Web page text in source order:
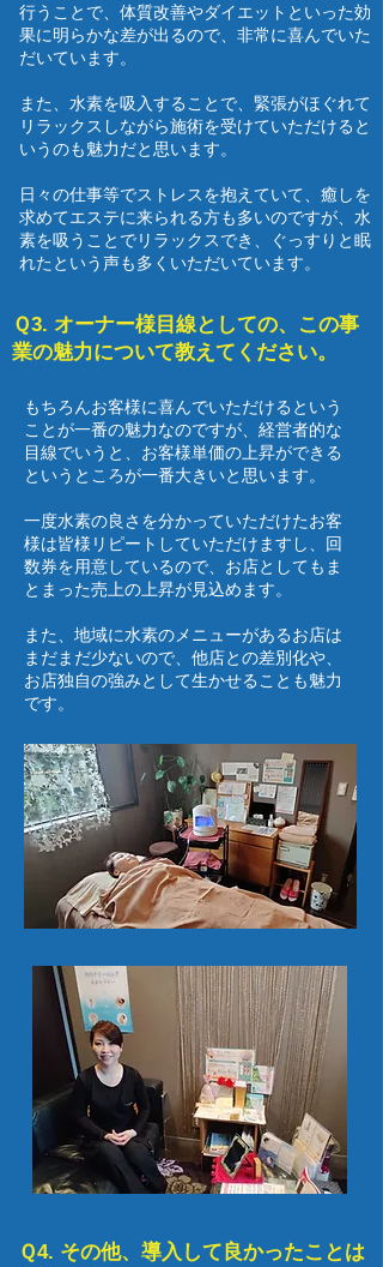
行うことで、体質改善やダイエットといった効
果に明らかな差が出るので、非常に喜んでいた
だいています。
また、水素を吸入することで、緊張がほぐれて
リラックスしながら施術を受けていただけると
いうのも魅力だと思います。
​日々の仕事等でストレスを抱えていて、癒しを
求めてエステに来られる方も多いのですが、水
素を吸うことでリラックスでき、ぐっすりと眠
れたという声も多くいただいています。
Ｑ3. オーナー様目線としての、この事
業の魅力について教えてください。
もちろんお客様に喜んでいただけるという
ことが一番の魅力なのですが、経営者的な
目線でいうと、お客様単価の上昇ができる
というところが一番大きいと思います。
一度水素の良さを分かっていただけたお客
様は皆様リピートしていただけますし、回
数券を用意しているので、お店としてもま
とまった売上の上昇が見込めます。
​また、地域に水素のメニューがあるお店は
まだまだ少ないので、他店との差別化や、
お店独自の強みとして生かせることも魅力
です。
Ｑ4. その他、導入して良かったことは